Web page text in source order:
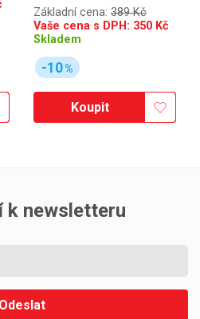
Základní cena: 389 Kč
Vaše cena s DPH: 350 Kč
Skladem
-10%
Koupit
k newsletteru
Odeslat